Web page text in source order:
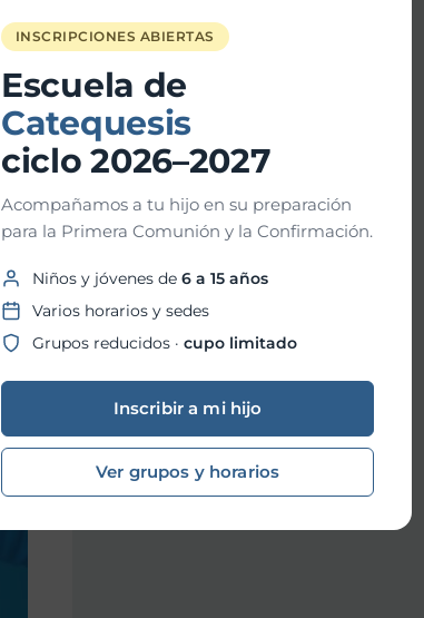
INSCRIPCIONES ABIERTAS
Escuela de
Catequesis
ciclo 2026–2027
Acompañamos a tu hijo en su preparación
para la Primera Comunión y la Confirmación.
Niños y jóvenes de 6 a 15 años
Varios horarios y sedes
Grupos reducidos · cupo limitado
Inscribir a mi hijo
Ver grupos y horarios